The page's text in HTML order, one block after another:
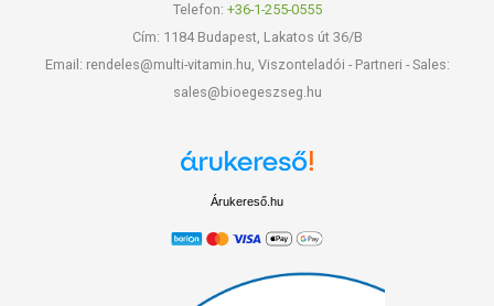
Telefon: +36-1-255-0555
Cím: 1184 Budapest, Lakatos út 36/B
Email: rendeles@multi-vitamin.hu, Viszonteladói - Partneri - Sales:
sales@bioegeszseg.hu
Árukereső.hu